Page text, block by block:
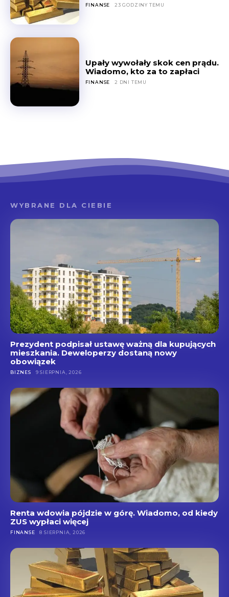
FINANSE 23 GODZINY TEMU
Upały wywołały skok cen prądu.
Wiadomo, kto za to zapłaci
FINANSE 2 DNI TEMU
WYBRANE DLA CIEBIE
Prezydent podpisał ustawę ważną dla kupujących
mieszkania. Deweloperzy dostaną nowy
obowiązek
BIZNES 9 SIERPNIA, 2026
Renta wdowia pójdzie w górę. Wiadomo, od kiedy
ZUS wypłaci więcej
FINANSE 8 SIERPNIA, 2026